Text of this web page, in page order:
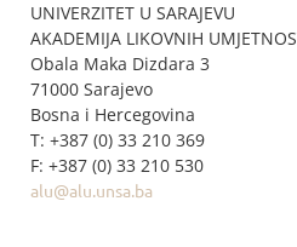
UNIVERZITET U SARAJEVU
AKADEMIJA LIKOVNIH
Obala Maka Dizdara 3
71000 Sarajevo
Bosna i Hercegovina
T: +387 (0) 33 210 369
F: +387 (0) 33 210 530
alu@alu.unsa.ba